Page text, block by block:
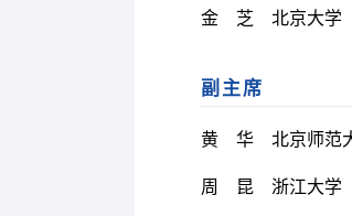
金 芝 北京大学
副主席
黄 华 北京师范
周 昆 浙江大学